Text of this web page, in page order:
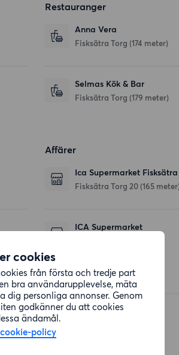
cookies
från första och tredje part
bra användarupplevelse, mäta
dig personliga annonser. Genom
godkänner du att cookies
ändamål.
policy
Restauranger
Anna Vera
Fisksätra Torg (174 meter)
Selmas Kök & Bar
Fisksätra Torg (179 meter)
Affärer
Ica Supermarket Fisksätra
Fisksätra Torg 20 (165
ICA Supermarket